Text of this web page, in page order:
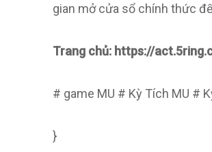
gian mở cửa sổ chính thức
Trang chủ: https://
# game MU # Kỳ Tích MU #
}